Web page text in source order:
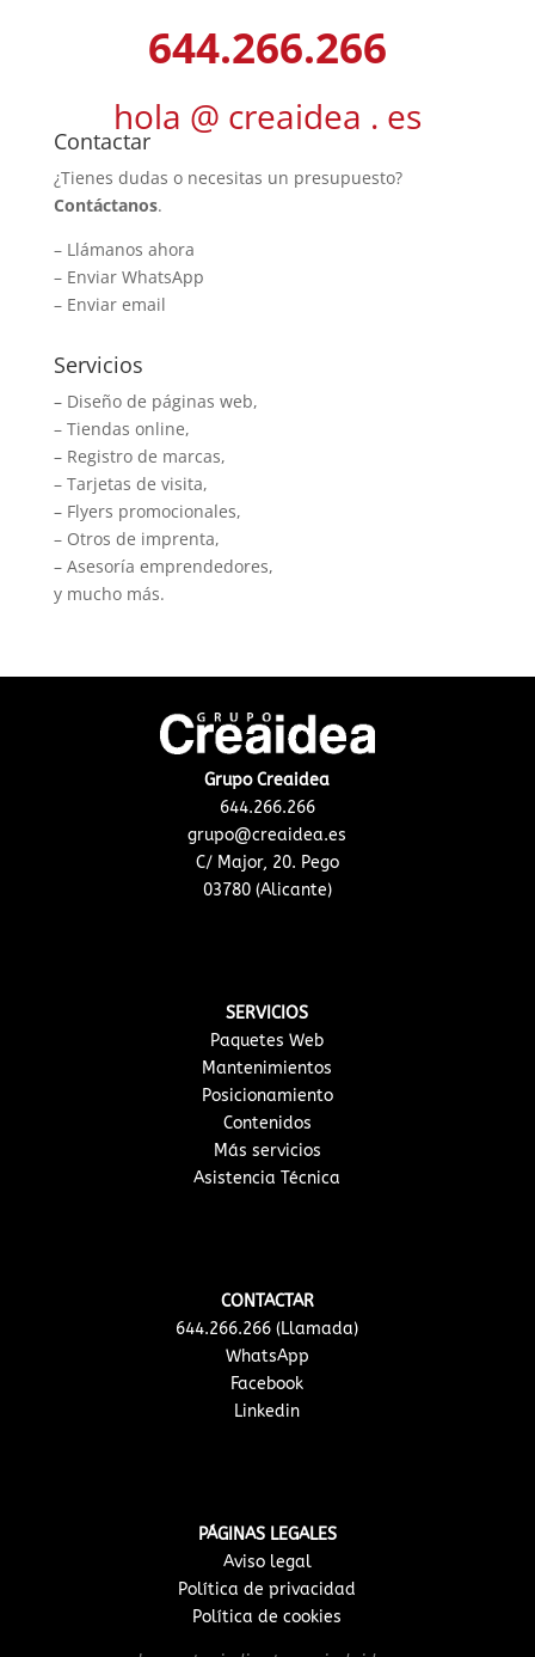
644.266.266
hola @ creaidea . es
Contactar
¿Tienes dudas o necesitas un presupuesto?
Contáctanos.
– Llámanos ahora
– Enviar WhatsApp
– Enviar email
Servicios
– Diseño de páginas web,
– Tiendas online,
– Registro de marcas,
– Tarjetas de visita,
– Flyers promocionales,
– Otros de imprenta,
– Asesoría emprendedores,
y mucho más.
Grupo Creaidea
644.266.266
grupo@creaidea.es
C/ Major, 20. Pego
03780 (Alicante)
SERVICIOS
Paquetes Web
Mantenimientos
Posicionamiento
Contenidos
Más servicios
Asistencia Técnica
CONTACTAR
644.266.266 (Llamada)
WhatsApp
Facebook
Linkedin
PÁGINAS LEGALES
Aviso legal
Política de privacidad
Política de cookies